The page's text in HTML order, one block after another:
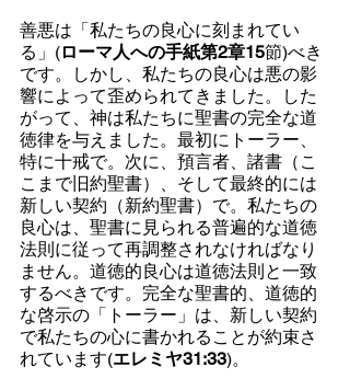
善悪は「私たちの良心に刻まれてい
る」(ローマ人への手紙第2章15節)べき
です。しかし、私たちの良心は悪の影
響によって歪められてきました。した
がって、神は私たちに聖書の完全な道
徳律を与えました。最初にトーラー、
特に十戒で。次に、預言者、諸書（こ
こまで旧約聖書）、そして最終的には
新しい契約（新約聖書）で。私たちの
良心は、聖書に見られる普遍的な道徳
法則に従って再調整されなければなり
ません。道徳的良心は道徳法則と一致
するべきです。完全な聖書的、道徳的
な啓示の「トーラー」は、新しい契約
で私たちの心に書かれることが約束さ
れています(エレミヤ31:33)。